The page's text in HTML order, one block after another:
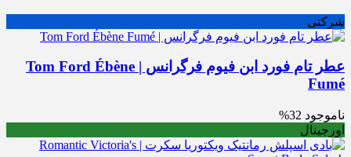
شرکتی
عطر تام فورد ابن فیوم فرگرانس | Tom Ford Ébène
Fumé
ناموجود 32%
اورجینال